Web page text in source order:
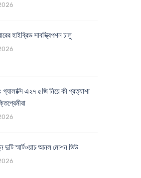
হাইব্রিড সাবস্ক্রিপশন চালু
এ২৭ ৫জি নিয়ে কী প্রত্যাশা
দুটি স্মার্টওয়াচ আনল মোশন ভিউ